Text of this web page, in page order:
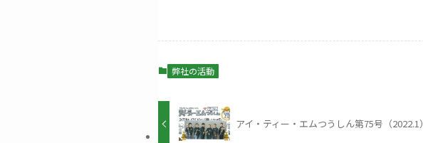
弊社の活動
アイ・ティー・エムつうしん第75号（2022.1）